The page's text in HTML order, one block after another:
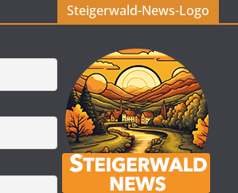
Steigerwald-News-Logo